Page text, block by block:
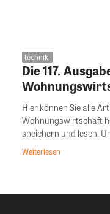
technik.
Die 117.
Hier können Sie alle
Wohnungswirtschaft
Weiterlesen